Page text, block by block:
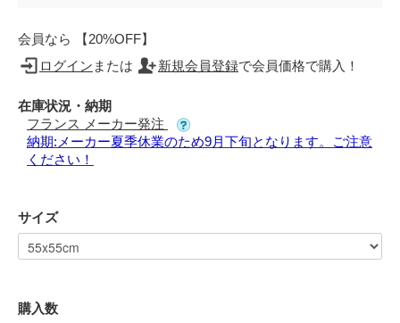
会員なら 【20%OFF】
ログイン または 新規会員登録で会員価格で購入！
在庫状況・納期
フランス メーカー発注
納期:メーカー夏季休業のため9月下旬となります。ご注意
ください！
サイズ
購入数